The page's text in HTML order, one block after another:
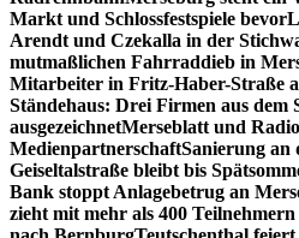
Markt und Schlossfestspiele bevor
Arendt und Czekalla in der
mutmaßlichen Fahrraddieb in
Mitarbeiter in Fritz-Haber-Straße
Ständehaus: Drei Firmen aus dem
ausgezeichnetMerseblatt und
MedienpartnerschaftSanierung an
Geiseltalstraße bleibt bis
Bank stoppt Anlagebetrug an
zieht mit mehr als 400